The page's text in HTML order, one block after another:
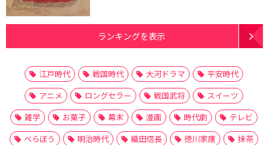
ランキングを表示
江戸時代 戦国時代 大河ドラマ
平安時代
アニメ
ロングセラー 戦国武将
スイーツ
雑学
お菓子 幕末 漫画 時代劇
テレビ
べらぼう
明治時代 織田信長 徳川家康
抹茶